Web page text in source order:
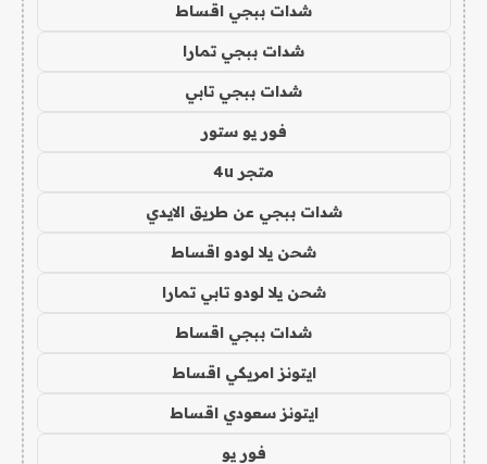
شدات ببجي اقساط
شدات ببجي تمارا
شدات ببجي تابي
فور يو ستور
متجر 4u
شدات ببجي عن طريق الايدي
شحن يلا لودو اقساط
شحن يلا لودو تابي تمارا
شدات ببجي اقساط
ايتونز امريكي اقساط
ايتونز سعودي اقساط
فور يو